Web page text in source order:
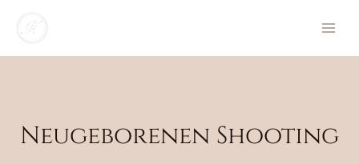
Inhalt
springen
Neugeborenen Shooting